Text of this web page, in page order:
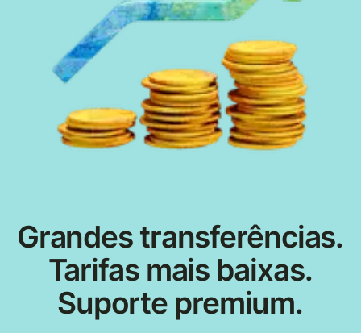
Grandes transferências.
Tarifas mais baixas.
Suporte premium.